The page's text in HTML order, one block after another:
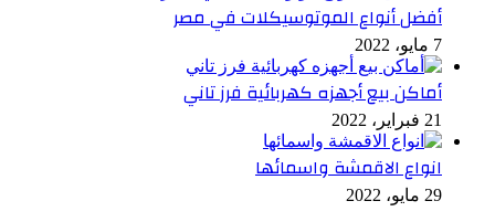
أفضل أنواع الموتوسيكلات في مصر
7 مايو، 2022
أماكن بيع أجهزه كهربائية فرز تاني
21 فبراير، 2022
انواع الاقمشة واسمائها
29 مايو، 2022